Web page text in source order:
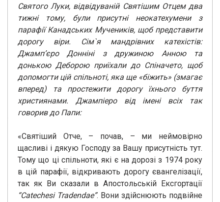
Святого Луки, відвідуваній Святішим Отцем два
тижні тому, були присутні неокатехумени з
парафії Канадських Мучеників, щоб представити
дорогу віри. Сім`я мандрівних катехістів:
Джамп’єро Донніні з дружиною Анною та
донькою Деборою приїхали до Спіначето, щоб
допомогти цій спільноті, яка ще «біжить» (змагає
вперед) та простежити дорогу їхнього буття
християнами. Джампіеро від імені всіх так
говорив до Папи:
«Святіший Отче, – почав, – ми неймовірно
щасливі і дякую Господу за Вашу присутність тут.
Тому що ці спільноти, які є на дорозі з 1974 року
в цій парафії, відкривають дорогу євангелізації,
так як Ви сказали в Апостольській Ексгортації
“Catechesi Tradendae”. Вони здійснюють подвійне